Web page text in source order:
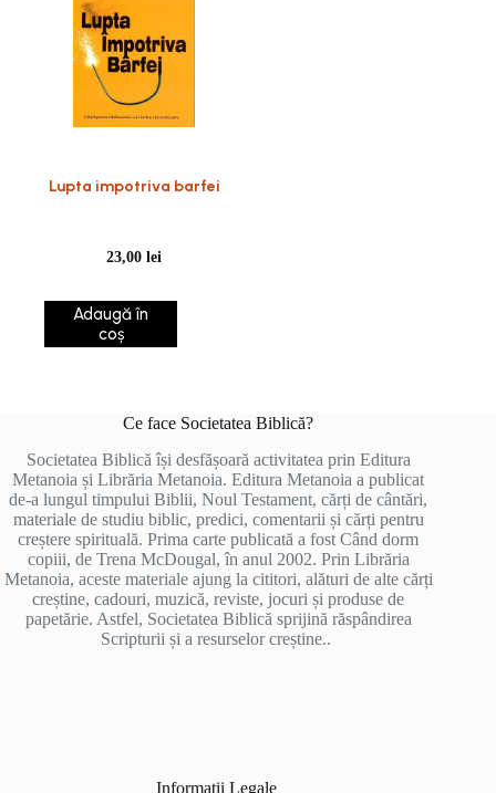
Lupta impotriva barfei
23,00lei
Adaugă în
coș
Ce face Societatea Biblică?
Societatea Biblică își desfășoară activitatea prin Editura
Metanoia și Librăria Metanoia. Editura Metanoia a publicat
de-a lungul timpului Biblii, Noul Testament, cărți de cântări,
materiale de studiu biblic, predici, comentarii și cărți pentru
creștere spirituală. Prima carte publicată a fost Când dorm
copiii, de Trena McDougal, în anul 2002. Prin Librăria
Metanoia, aceste materiale ajung la cititori, alături de alte cărți
creștine, cadouri, muzică, reviste, jocuri și produse de
papetărie. Astfel, Societatea Biblică sprijină răspândirea
Scripturii și a resurselor creștine..
Informații Legale